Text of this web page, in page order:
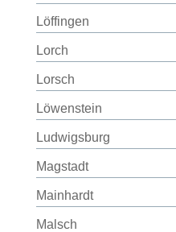
Löffingen
Lorch
Lorsch
Löwenstein
Ludwigsburg
Magstadt
Mainhardt
Malsch